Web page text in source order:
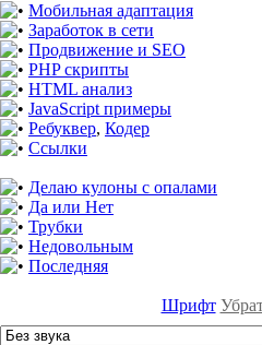
Мобильная адаптация
Заработок в сети
Продвижение и SEO
PHP скрипты
HTML анализ
JavaScript примеры
Ребуквер, Кодер
Ссылки
Делаю кулоны с опалами
Да или Нет
Трубки
Недовольным
Последняя
Шрифт